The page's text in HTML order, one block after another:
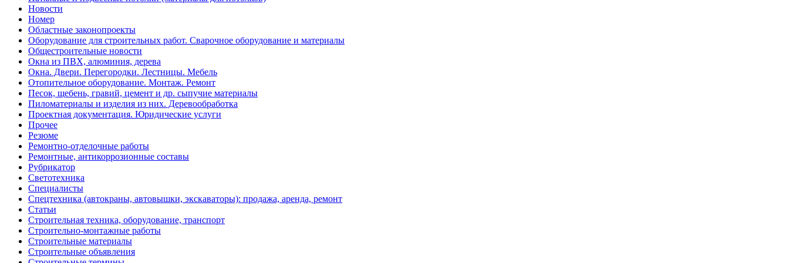
Новости
Номер
Областные законопроекты
Оборудование для строительных работ. Сварочное оборудование и материалы
Общестроительные новости
Окна из ПВХ, алюминия, дерева
Окна. Двери. Перегородки. Лестницы. Мебель
Отопительное оборудование. Монтаж. Ремонт
Песок, щебень, гравий, цемент и др. сыпучие материалы
Пиломатериалы и изделия из них. Деревообработка
Проектная документация. Юридические услуги
Прочее
Резюме
Ремонтно-отделочные работы
Ремонтные, антикоррозионные составы
Рубрикатор
Светотехника
Специалисты
Спецтехника (автокраны, автовышки, экскаваторы): продажа, аренда, ремонт
Статьи
Строительная техника, оборудование, транспорт
Строительно-монтажные работы
Строительные материалы
Строительные объявления